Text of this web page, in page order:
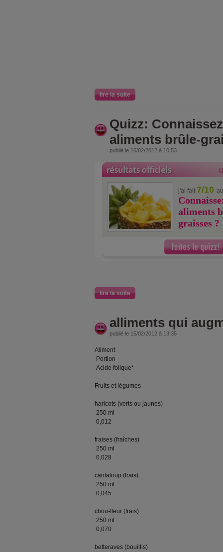
lire la suite
Quizz:
aliments brûle-
publié le 16/02/2012 à 10:53
j'ai fait 7/10
aliments
graisses ?
lire la suite
alliments qui
publié le 15/02/2012 à 13:35
Aliment
Portion
Acide folique*
Fruits et légumes
haricots (verts ou jaunes)
250 ml
0,012
fraises (fraîches)
250 ml
0,028
cantaloup (frais)
250 ml
0,045
chou-fleur (frais)
250 ml
0,070
betteraves (bouillis)